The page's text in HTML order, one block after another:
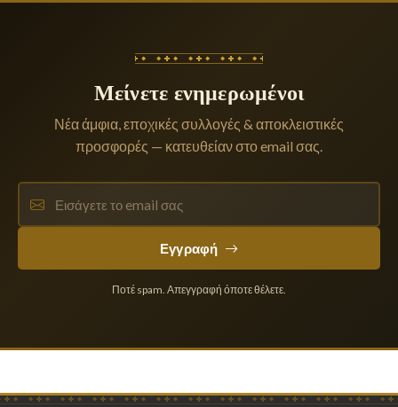
Μείνετε ενημερωμένοι
Νέα άμφια, εποχικές συλλογές & αποκλειστικές
προσφορές — κατευθείαν στο email σας.
Εγγραφή
Ποτέ spam. Απεγγραφή όποτε θέλετε.